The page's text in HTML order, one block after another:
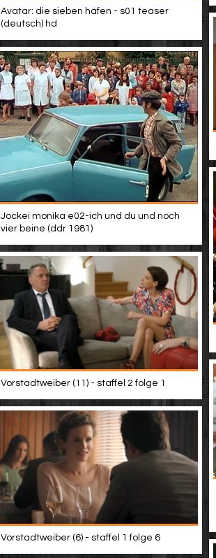
Avatar: die sieben häfen - s01 teaser
(deutsch) hd
Jockei monika e02-ich und du und noch
vier beine (ddr 1981)
Vorstadtweiber (11) - staffel 2 folge 1
Vorstadtweiber (6) - staffel 1 folge 6